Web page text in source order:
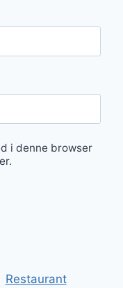
i denne browser
Restaurant